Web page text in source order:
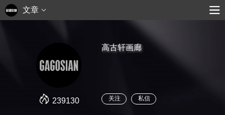
文章
239130
高古轩画廊
关注 私信